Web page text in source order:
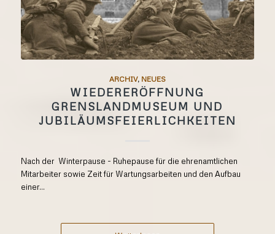
ARCHIV, NEUES
WIEDERERÖFFNUNG
GRENSLANDMUSEUM UND
JUBILÄUMSFEIERLICHKEITEN
Nach der Winterpause - Ruhepause für die ehrenamtlichen
Mitarbeiter sowie Zeit für Wartungsarbeiten und den Aufbau
einer...